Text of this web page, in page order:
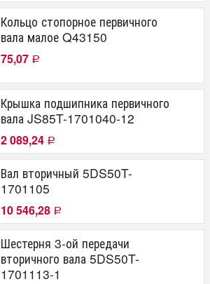
Кольцо стопорное первичного
вала малое Q43150
75,07 Р
Крышка подшипника первичного
вала JS85T-1701040-12
2 089,24 Р
Вал вторичный 5DS50T-
1701105
10 546,28 Р
Шестерня 3-ой передачи
вторичного вала 5DS50T-
1701113-1